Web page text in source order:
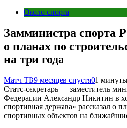
Около спорта
Замминистра спорта
о планах по
на три года
Матч ТВ9 месяцев спустя01 минуты
Статс‑секретарь — заместитель
Федерации Александр Никитин в
спортивная держава» рассказал о
спортивных объектов на